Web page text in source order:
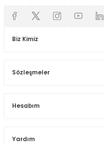
Biz Kimiz
Sözleşmeler
Hesabım
Yardım